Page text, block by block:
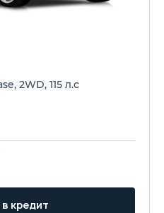
2WD, 115 л.с
в кредит